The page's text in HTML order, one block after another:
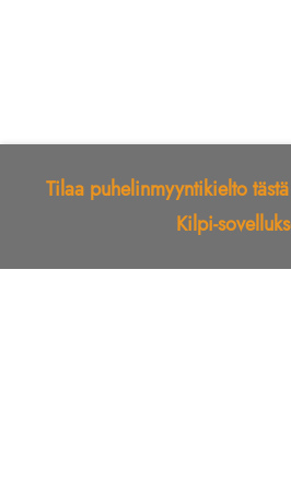
Tilaa puhelinmyyntikielto
Kilpi-